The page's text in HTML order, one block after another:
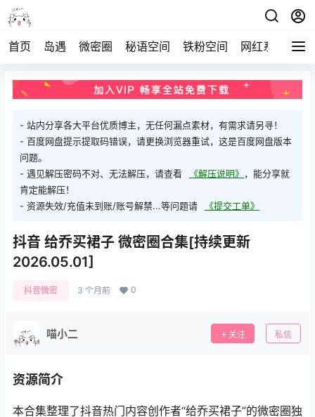
首页 岛遇 微密圈 秘语空间 铁粉空间 网红系列 打
- 站内分享各大平台优质博主，无任何漏点素材，有需求请另寻！
- 百度网盘提示提取码错误，请更换浏览器重试，这是百度网盘版本
问题。
- 遇见解压密码不对、无法解压，请查看
《解压说明》 ，能分享就
肯定能解压！
- 资源失效/充值未到账/账号解禁...等问题请
《提交工单》
抖音 给乔买裙子 微密圈合集[持续更新
2026.05.01]
抖音微密 3 个月前 0
喵小二 关注 私信
资源简介
本合集整理了抖音热门内容创作者“给乔买裙子”的微密圈独